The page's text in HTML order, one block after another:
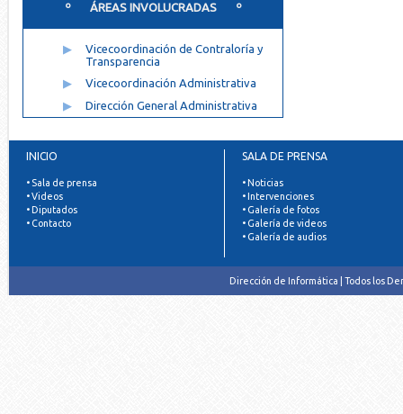
º ÁREAS INVOLUCRADAS º
▶
Vicecoordinación de Contraloría y
Transparencia
▶
Vicecoordinación Administrativa
▶
Dirección General Administrativa
INICIO
• Sala de prensa
• Videos
• Diputados
• Contacto
SALA DE PRENSA
• Noticias
• Intervenciones
• Galería de fotos
• Galería de videos
• Galería de audios
Dirección de Informática | Todos los